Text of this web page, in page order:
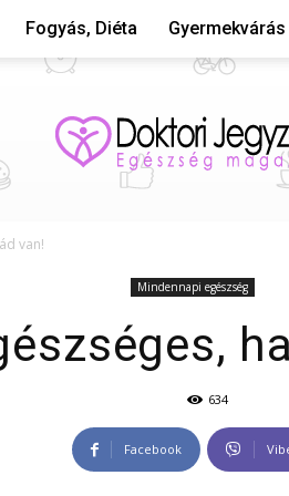
Fogyás, Diéta Gyermekvárás
egészségünk
van!
Mindennapi egészség
634
Facebook